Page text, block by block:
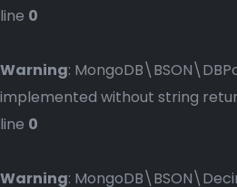
line 0
Warning:
implemented without string
line 0
Warning: